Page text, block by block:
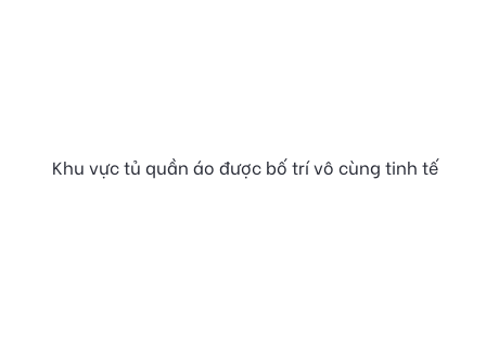
Khu vực tủ quần áo được bố trí vô cùng tinh tế